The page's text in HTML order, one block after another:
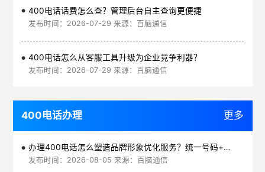
400电话话费怎么查？管理后台自主查询更便捷
发布时间：2026-07-29 来源：百脑通信
400电话怎么从客服工具升级为企业竞争利器？
发布时间：2026-07-29 来源：百脑通信
400电话办理 更多
办理400电话怎么塑造品牌形象优化服务？统一号码+智能管理平台
发布时间：2026-08-05 来源：百脑通信